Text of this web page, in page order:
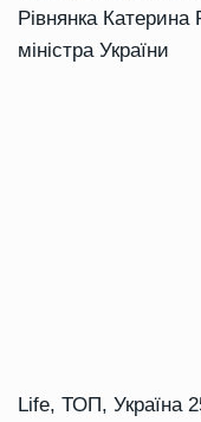
Рівнянка
міністра України
Life, ТОП, Україна